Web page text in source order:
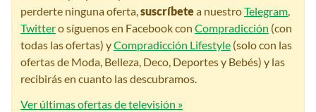
perderte ninguna oferta,suscríbetea nuestroTelegram,
Twittero síguenos en Facebook con Compradicción (con
todas las ofertas) yCompradicción Lifestyle (solo con las
ofertas de Moda, Belleza, Deco, Deportes y Bebés) y las
recibirás en cuanto las descubramos.
Ver últimas ofertas de televisión »